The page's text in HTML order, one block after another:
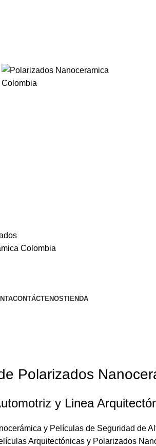
CONTÁCTENOSTIENDA
Polarizados
y Linea
y Películas de Seguridad de
Arquitectónicas y Polarizados